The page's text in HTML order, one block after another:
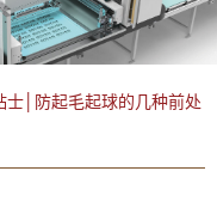
士│防起毛起球的几种前处